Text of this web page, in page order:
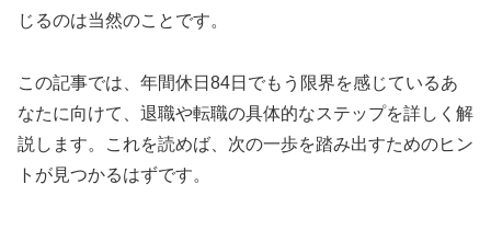
じるのは当然のことです。
この記事では、年間休日84日でもう限界を感じているあ
なたに向けて、退職や転職の具体的なステップを詳しく解
説します。これを読めば、次の一歩を踏み出すためのヒン
トが見つかるはずです。